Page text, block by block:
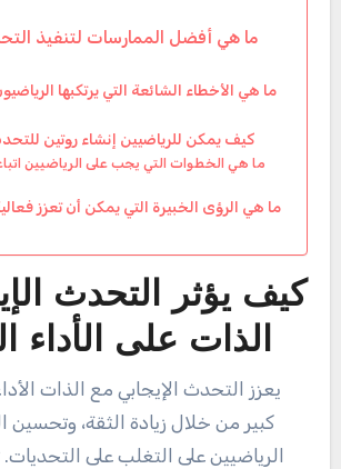
ما هي أفضل الممارسات لتنفيذ
ما هي الأخطاء الشائعة التي يرتكبها
كيف يمكن للرياضيين إنشاء روتين
ما هي الخطوات التي يجب على الرياضيين
ما هي الرؤى الخبيرة التي يمكن أن تعزز
كيف يؤثر التحدث
الذات على الأداء
يعزز التحدث الإيجابي مع الذات
كبير من خلال زيادة الثقة، وتحسين
الرياضيين على التغلب على